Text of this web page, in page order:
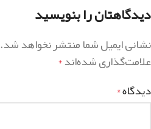
دیدگاهتان را بنویسید
نشانی ایمیل شما منتشر نخواهد شد.
علامت‌گذاری شده‌اند*
دیدگاه*